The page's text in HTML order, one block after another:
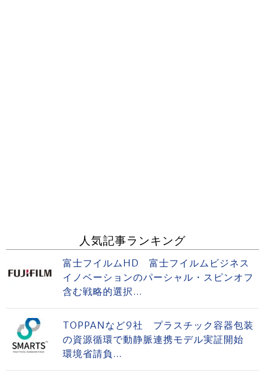
人気記事ランキング
富士フイルムHD 富士フイルムビジネス
イノベーションのパーシャル・スピンオフ
含む戦略的選択...
TOPPANなど9社 プラスチック容器包装
の資源循環で動静脈連携モデル実証開始
環境省請負...